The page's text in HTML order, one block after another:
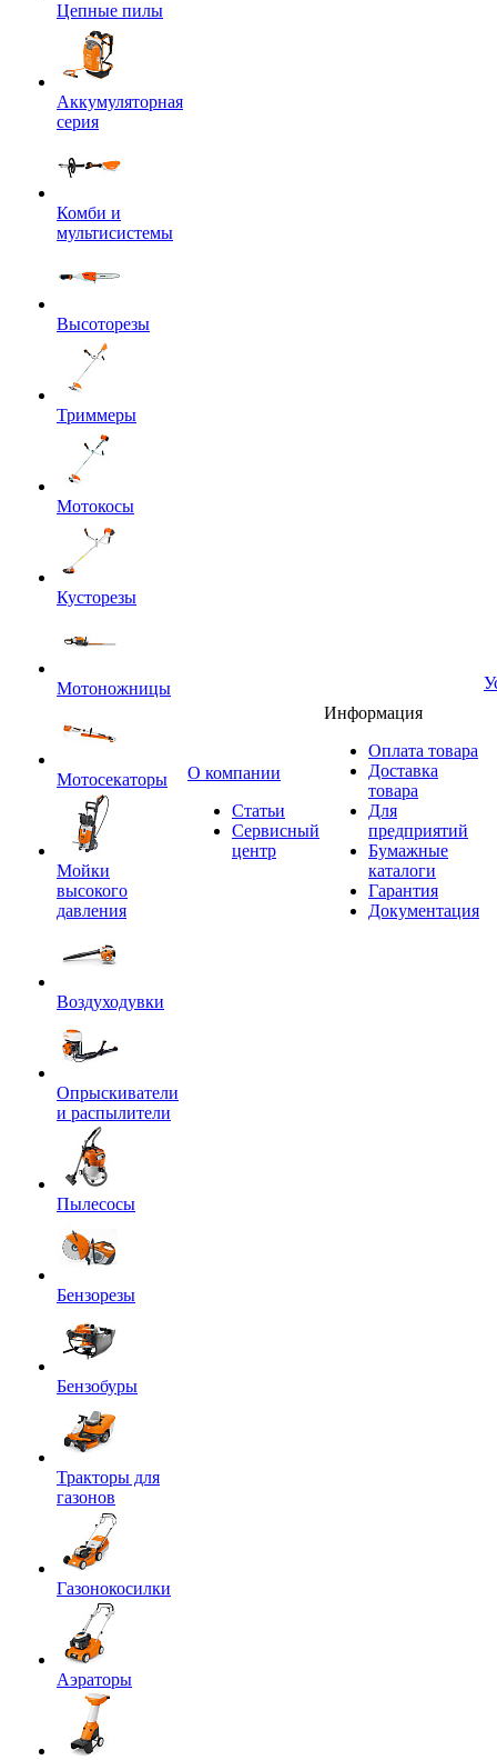
Цепные пилы
Аккумуляторная
серия
Комби и
мультисистемы
Высоторезы
Триммеры
Мотокосы
Кусторезы
Мотоножницы
Мотосекаторы
Мойки
высокого
давления
Воздуходувки
Опрыскиватели
и распылители
Пылесосы
Бензорезы
Бензобуры
Тракторы для
газонов
Газонокосилки
Аэраторы
O компании
Статьи
Сервисный
центр
Информация
Оплата товара
Доставка
товара
Для
предприятий
Бумажные
каталоги
Гарантия
Документация